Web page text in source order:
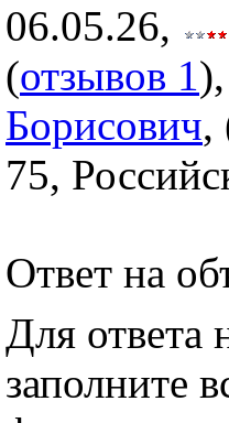
06.05.26,
(отзывов 1),
Борисович,
75,
Ответ на
Для ответа
заполните